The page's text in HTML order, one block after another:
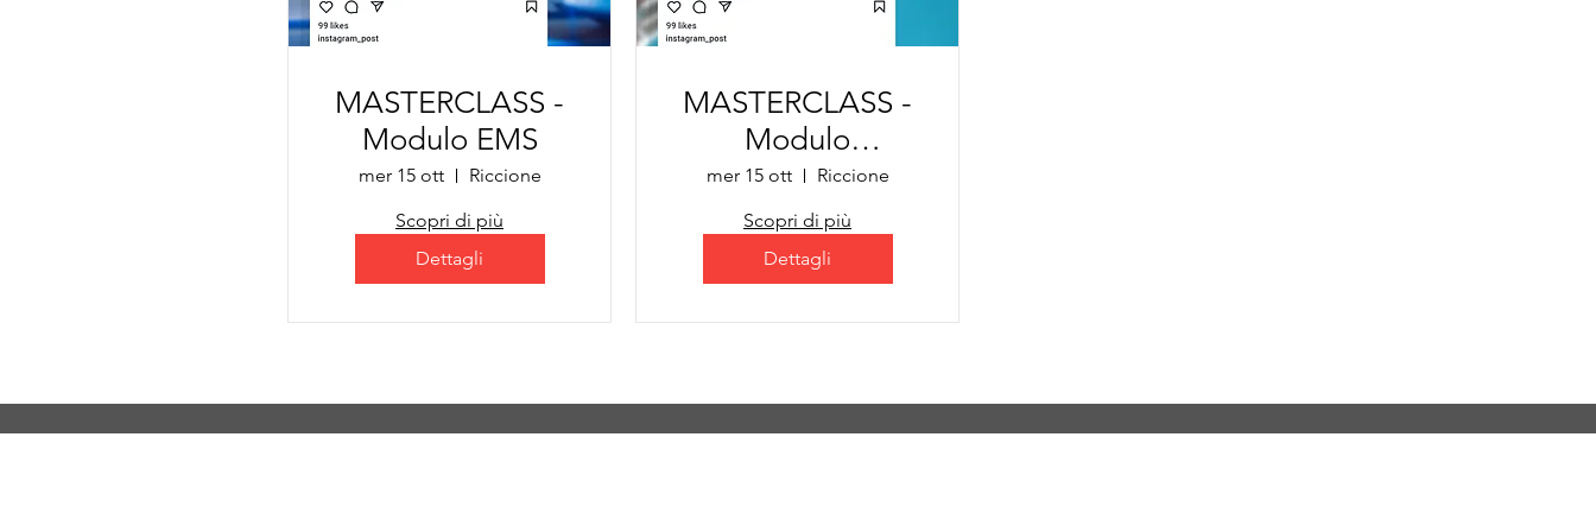
MASTERCLASS -
Modulo EMS
mer 15 ott
Riccione
Scopri di più
Dettagli
MASTERCLASS -
Modulo
HOSPITAL
mer 15 ott
Riccione
Scopri di più
Dettagli